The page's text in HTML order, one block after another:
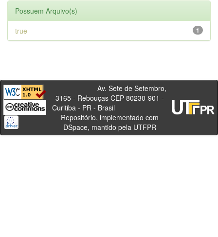
Possuem Arquivo(s)
1
true
Av. Sete de Setembro,
3165 - Rebouças CEP 80230-901 -
Curitiba - PR - Brasil
Repositório, implementado com
DSpace, mantido pela UTFPR